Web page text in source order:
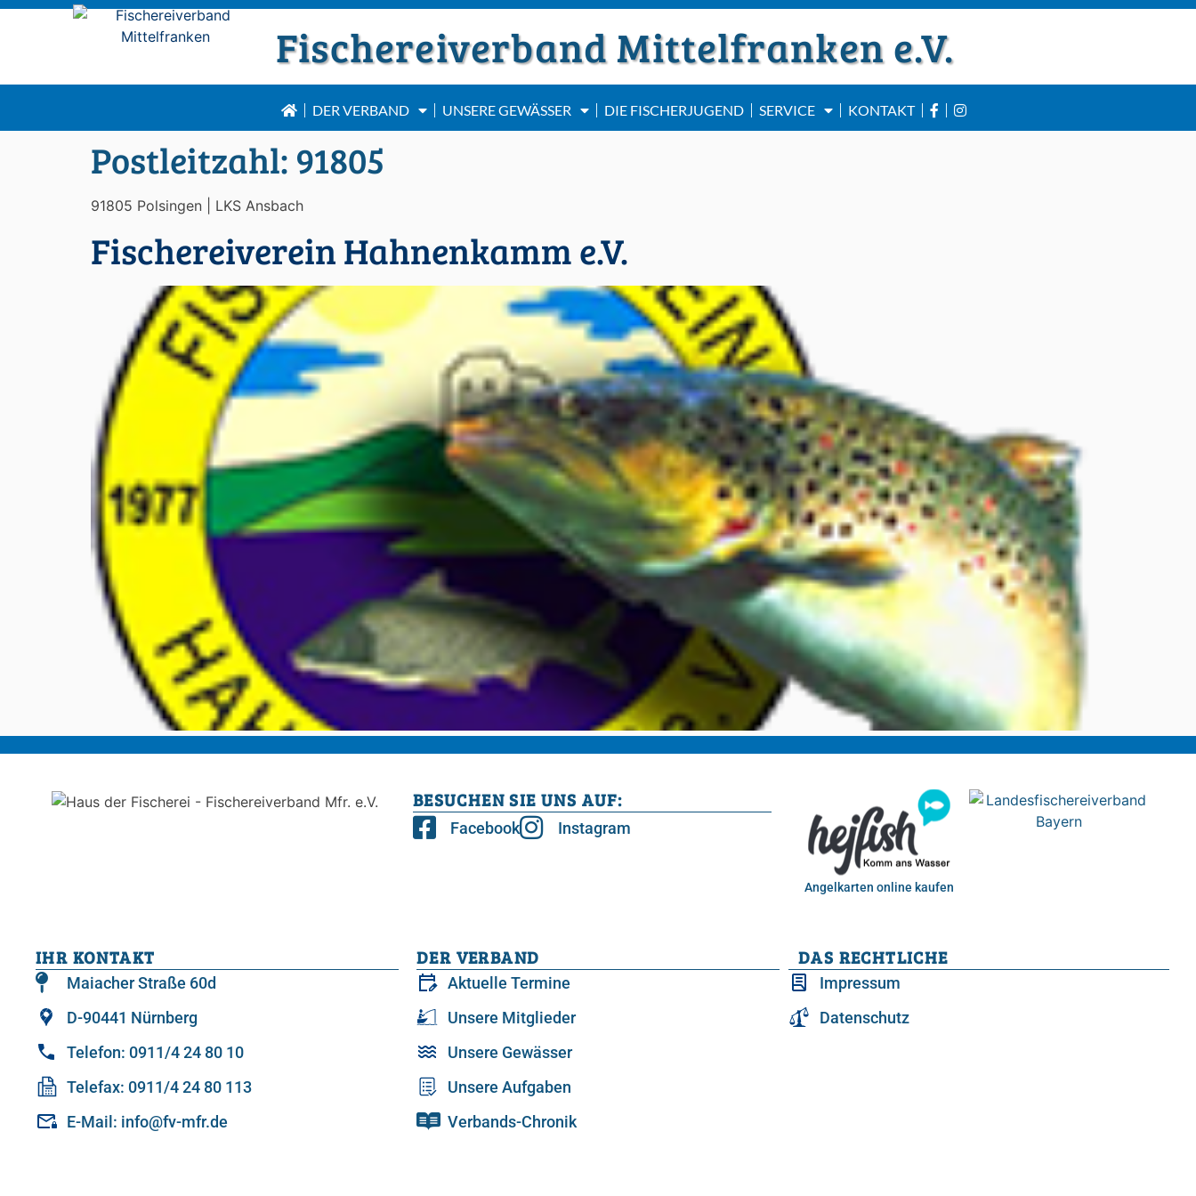
Fischereiverband Mittelfranken e.V.
DER VERBAND UNSERE GEWÄSSER DIE FISCHERJUGEND SERVICE KONTAKT
Postleitzahl: 91805
91805 Polsingen | LKS Ansbach
Fischereiverein Hahnenkamm e.V.
BESUCHEN SIE UNS AUF:
Facebook Instagram
Angelkarten online kaufen
IHR KONTAKT
Maiacher Straße 60d
D-90441 Nürnberg
Telefon: 0911/4 24 80 10
Telefax: 0911/4 24 80 113
E-Mail: info@fv-mfr.de
DER VERBAND
Aktuelle Termine
Unsere Mitglieder
Unsere Gewässer
Unsere Aufgaben
Verbands-Chronik
DAS RECHTLICHE
Impressum
Datenschutz